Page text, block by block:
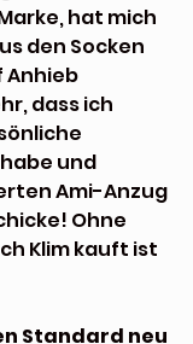
hat mich
den Socken
Anhieb
dass ich
und
Ami-Anzug
Ohne
Klim kauft ist
Standard neu